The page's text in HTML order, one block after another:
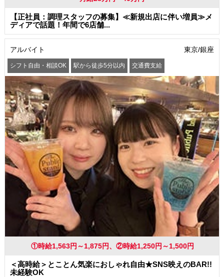
【正社員：調理スタッフの募集】≪新規出店に伴い増員≫メ
ディアで話題！年間で6店舗...
アルバイト 東京/銀座
シフト自由・相談OK 駅から徒歩5分以内 交通費支給
①時給1,563円～1,875円、②時給1,250円～1,500円
＜高時給＞とことん気楽におしゃれ自由★SNS映えのBAR!!
未経験OK